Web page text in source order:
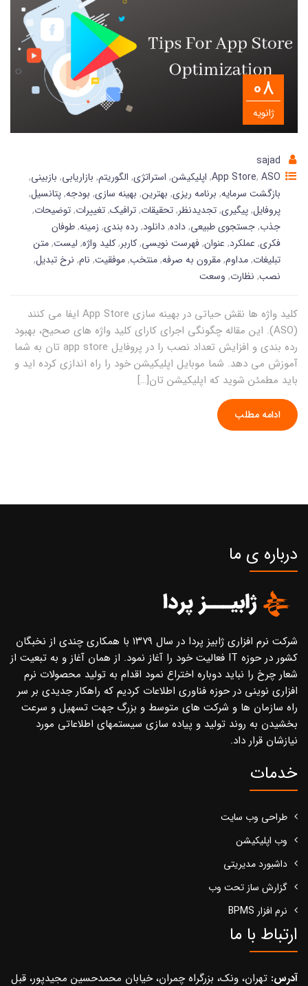
08
ژانویه
sajad
App Store, ASO
, اپلیکیشن, استراتژی, الگوریتم, بازاریابی, بازبینی,
ّبازگشت سرمایه, برنامه ریزی, بهترین, بهینه سازی, بودجه,پتانسیل,
پروفایل,پیگیری,تجدیدنظر,تحقیقات,ترافیک,تغییرات,توضیحات,
جذب,جستجوی طبیعی,داده,دانلود, رده بندی, زمینه,طوفان
فکری, عملکرد, عنوان,فهرست نویسی,کاربر,کلید واژه, لیست,متن
تبلیغات,مداوم,مقرون به صرفه,منتخب,موفقیت, نام, نرخ تبدیل,
نصب, نظارت, وسعت
کلید واژه ها نقش حیاتی در بهینه سازی App Store ایفا می کنند
(ASO). این مقاله چگونگی اجرای کارای کلید واژه های صحیح، بهبود
رده بندی و افزایش تعداد نصب را در پروفایل app store تان به شما
آموزش می دهد. شما موبایل اپلیکیشن خود را راه اندازی کرده اید و
باید مطمئن شوید که اپلیکیشن تان[…]
ادامه مطلب
درباره ی ما
شرکت نرم افزاری ژابیز پردا در سال ۱۳۷۹ با همکاری چندی از نخبگان
کشور در حوزه IT فعالیت خود را آغاز نمود. از همان آغاز و به تبعیت از
شعار چرخ را نباید دوباره اختراع نمود اقدام به تولید محصولات نرم
افزاری نوینی در حوزه فناوری اطلاعات کردیم که راهکار جدیدی بر سر
راه سازمان ها و شرکت های متوسط و بزرگ جهت تسهیل و سرعت
بخشیدن به روند تولید و پیاده سازی سیستمهای اطلاعاتی مورد
نیازشان قرار داد.
خدمات
طراحی وب سایت
وب اپلیکیشن
داشبورد مدیریتی
گزارش ساز تحت وب
نرم افزار BPMS
ارتباط با ما
آدرس: تهران، ونک، بزرگراه چمران، خیابان محمدحسین مجیدپور، قبل